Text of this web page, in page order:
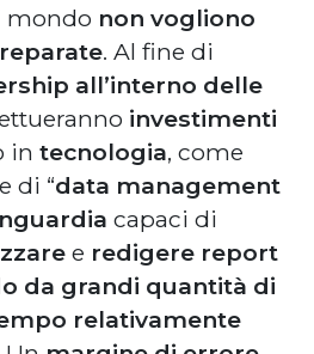
mondo non vogliono
. Al fine di
all’interno delle
investimenti
in tecnologia, come
di “data management
capaci di
e redigere report
da grandi quantità di
relativamente